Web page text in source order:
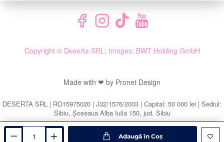
Adaugă în Coş
Copyright © Deserta SRL; Images: BWT Holding GmbH
Made with ❤ by Pronet Design
DESERTA SRL | RO15975020 | J32/1576/2003 | Capital: 50 000 lei | Sediul:
Sibiu, Șoseaua Alba Iulia 150, jud. Sibiu